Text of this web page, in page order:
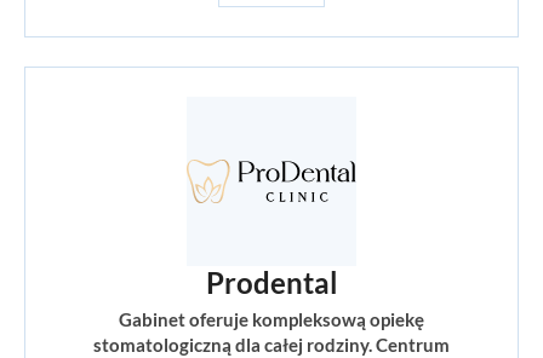
Prodental
Gabinet oferuje kompleksową opiekę
stomatologiczną dla całej rodziny. Centrum